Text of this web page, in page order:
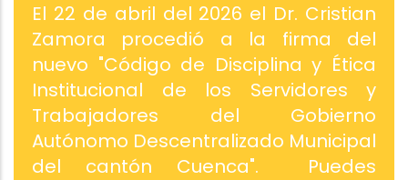
El 22 de abril del 2026 el Dr. Cristian
Zamora procedió a la firma del
nuevo "Código de Disciplina y Ética
Institucional de los Servidores y
Trabajadores del Gobierno
Autónomo Descentralizado Municipal
del cantón Cuenca". Puedes